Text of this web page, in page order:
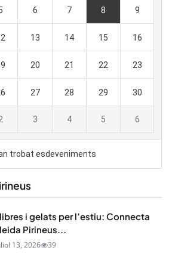
i gelats per l’estiu: Connecta
Pirineus...
13, 2026 39